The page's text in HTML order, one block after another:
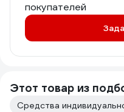
покупателей
Этот товар из